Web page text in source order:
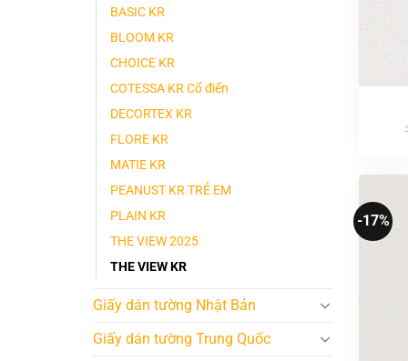
BASIC KR
BLOOM KR
CHOICE KR
COTESSA KR Cổ điển
DECORTEX KR
FLORE KR
MATIE KR
PEANUST KR TRẺ EM
PLAIN KR
THE VIEW 2025
THE VIEW KR
Giấy dán tường Nhật Bản
Giấy dán tường Trung Quốc
-17%